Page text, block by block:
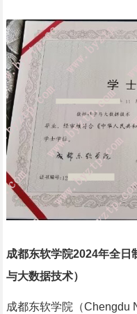
成都东软学院2024年全日
与大数据技术）
成都东软学院（Chengdu